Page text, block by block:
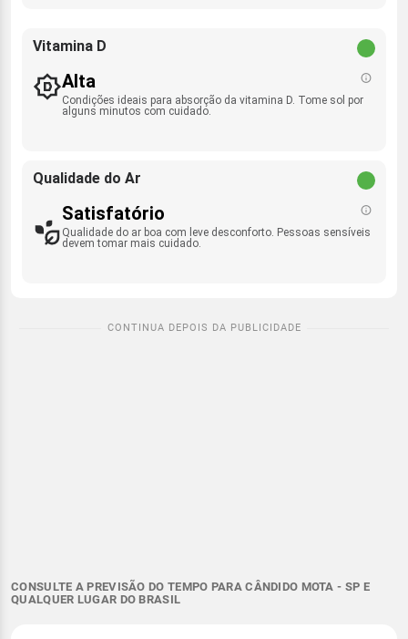
Vitamina D
Alta
Condições ideais para absorção da vitamina D. Tome sol por
alguns minutos com cuidado.
Qualidade do Ar
Satisfatório
Qualidade do ar boa com leve desconforto. Pessoas sensíveis
devem tomar mais cuidado.
CONSULTE A PREVISÃO DO TEMPO PARA CÂNDIDO MOTA - SP E
QUALQUER LUGAR DO BRASIL